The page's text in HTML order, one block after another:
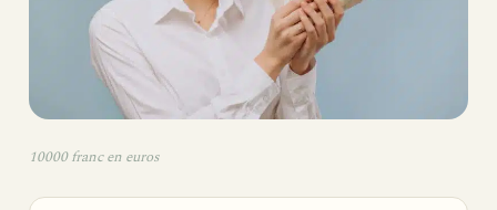
10000 franc en euros